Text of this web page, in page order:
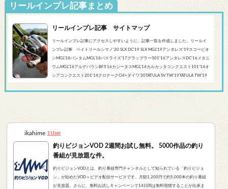
リールインプレ記事まとめ
リールインプレ記事 サイトマップ
リールインプレ記事にアクセスしやすいように、記事一覧を作成しました。リールイ
ンプレ記事 ベイトリールシマノ'20 SLX DC’19 SLX MGL'19アンタレス’19スコーピオ
ンMGL'18バンタムMGL'18バスライズ’17グラップラー301‘16アンタレスDC’16メタニ
ウムMGL’16アルデバランBFS’16カシータスMGL’14カルカッタコンクエスト101’14オ
シアコンクエスト201'14クロナークCi4+ダイワ’20TATULA SV TW'19TATULA TW'19
ガルシア’...
ikahime 1 User
釣りビジョンVOD 2週間お試し無料。 5000作品の釣り
番組が見放題な件。
釣りビジョンVODとは、釣り番組専門チャンネルとして知られている「釣りビジョ
ン」が始めたVOD＝ビデオ配信サービスです。月額1,200円で約5,000本の釣り番組
が見放題。さらに、無料お試しキャンペーンで14日間は無料視聴することが出来ま